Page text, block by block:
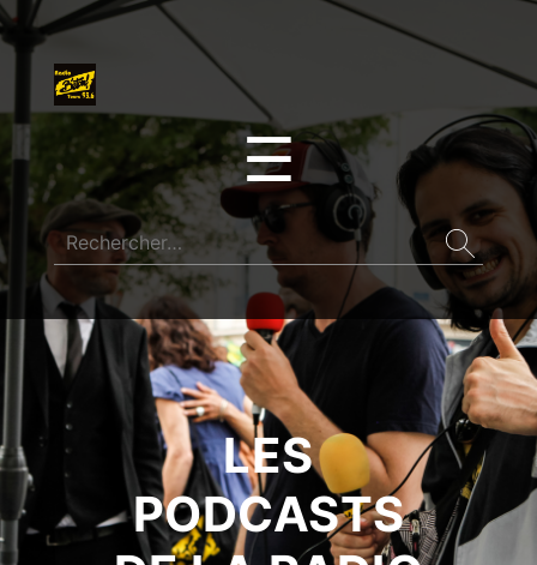
☰
LES
PODCASTS